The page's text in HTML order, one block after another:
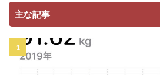
主な記事